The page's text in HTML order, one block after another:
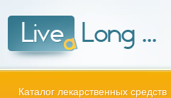
Каталог лекарственных средств